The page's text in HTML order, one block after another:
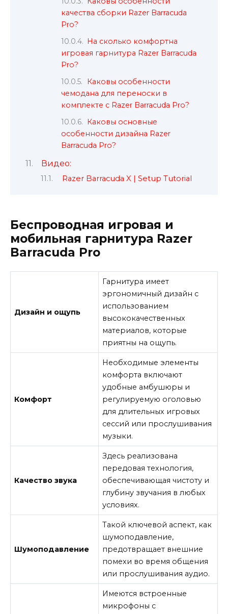
качества сборки Razer Barracuda
Pro?
На сколько комфортна
игровая гарнитура Razer Barracuda
Pro?
Каковы особенности
чемодана для переноски в
комплекте с Razer Barracuda Pro?
Каковы основные
особенности дизайна Razer
Barracuda Pro?
Видео:
Razer Barracuda X | Setup Tutorial
Беспроводная игровая и
мобильная гарнитура Razer
Barracuda Pro
Дизайн и ощупь
Гарнитура имеет
эргономичный дизайн с
использованием
высококачественных
материалов, которые
приятны на ощупь.
Комфорт
Необходимые элементы
комфорта включают
удобные амбушюры и
регулируемую оголовью
для длительных игровых
сессий или прослушивания
музыки.
Качество звука
Здесь реализована
передовая технология,
обеспечивающая чистоту и
глубину звучания в любых
условиях.
Шумоподавление
Такой ключевой аспект, как
шумоподавление,
предотвращает внешние
помехи во время общения
или прослушивания аудио.
Имеются встроенные
микрофоны с